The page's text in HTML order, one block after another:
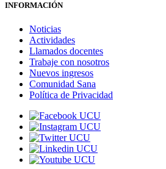
INFORMACIÓN
Noticias
Actividades
Llamados docentes
Trabaje con nosotros
Nuevos ingresos
Comunidad Sana
Política de Privacidad